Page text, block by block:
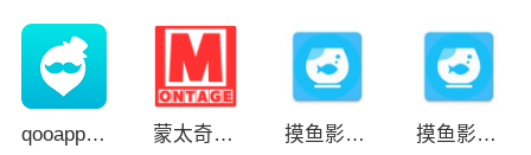
qooapp安卓版 蒙太奇影视2025最新版本下载 摸鱼影视app最新版下载 摸鱼影视app官方版下载安装